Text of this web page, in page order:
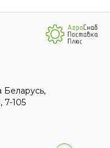
Беларусь,
7-105